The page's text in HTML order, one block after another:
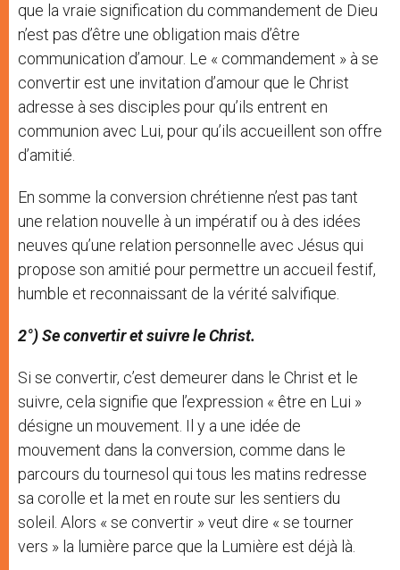
que la vraie signification du commandement de Dieu
n’est pas d’être une obligation mais d’être
communication d’amour. Le « commandement » à se
convertir est une invitation d’amour que le Christ
adresse à ses disciples pour qu’ils entrent en
communion avec Lui, pour qu’ils accueillent son offre
d’amitié.
En somme la conversion chrétienne n’est pas tant
une relation nouvelle à un impératif ou à des idées
neuves qu’une relation personnelle avec Jésus qui
propose son amitié pour permettre un accueil festif,
humble et reconnaissant de la vérité salvifique.
2°) Se convertir et suivre le Christ.
Si se convertir, c’est demeurer dans le Christ et le
suivre, cela signifie que l’expression « être en Lui »
désigne un mouvement. Il y a une idée de
mouvement dans la conversion, comme dans le
parcours du tournesol qui tous les matins redresse
sa corolle et la met en route sur les sentiers du
soleil. Alors « se convertir » veut dire « se tourner
vers » la lumière parce que la Lumière est déjà là.